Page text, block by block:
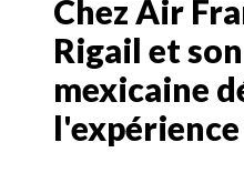
Chez Air
Rigail et
mexicaine